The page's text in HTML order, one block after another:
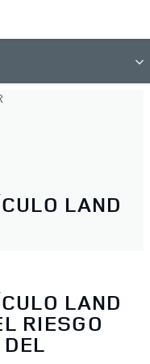
LAND
LAND
RIESGO